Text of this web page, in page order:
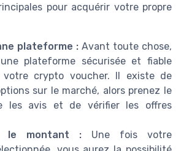
pour acquérir votre propre
plateforme : Avant toute chose,
plateforme sécurisée et fiable
votre crypto voucher. Il existe de
sur le marché, alors prenez le
les avis et de vérifier les offres
le montant : Une fois votre